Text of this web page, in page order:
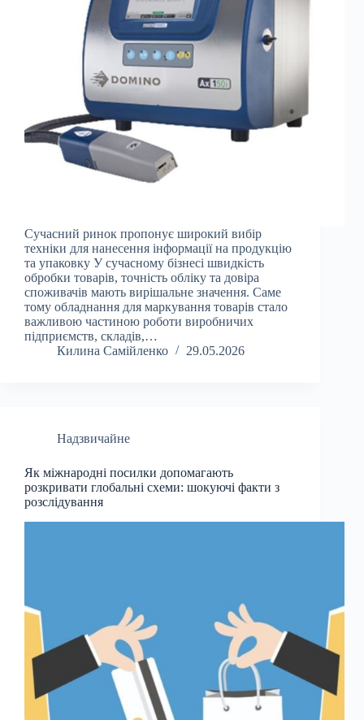
Сучасний ринок пропонує широкий вибір
техніки для нанесення інформації на продукцію
та упаковку У сучасному бізнесі швидкість
обробки товарів, точність обліку та довіра
споживачів мають вирішальне значення. Саме
тому обладнання для маркування товарів стало
важливою частиною роботи виробничих
підприємств, складів,…
Килина Самійленко
29.05.2026
Надзвичайне
Як міжнародні посилки допомагають
розкривати глобальні схеми: шокуючі факти з
розслідування